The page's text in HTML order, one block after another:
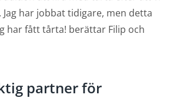
har jobbat tidigare, men detta
har fått tårta! berättar Filip och
partner för